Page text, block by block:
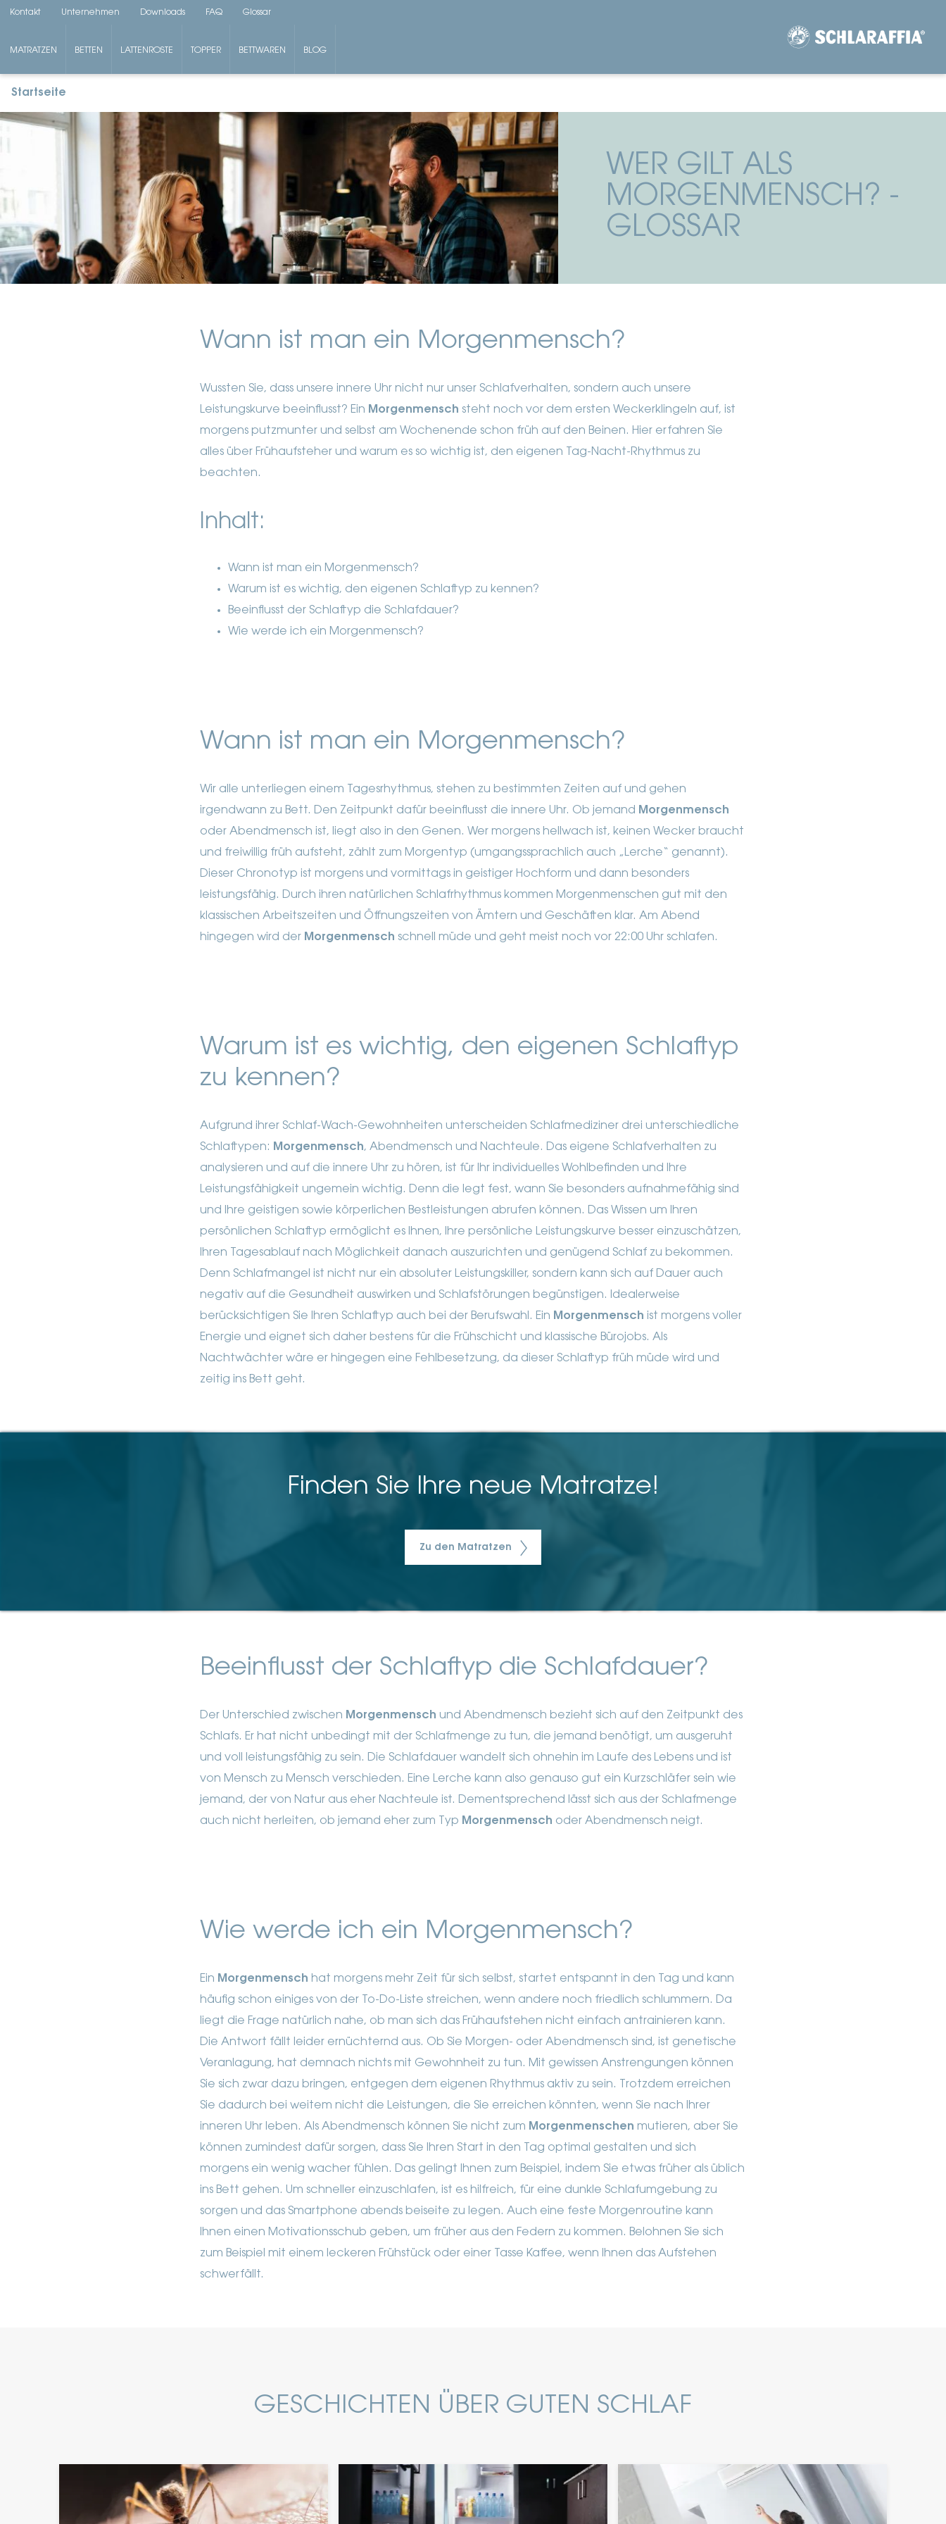
Kontakt Unternehmen Downloads FAQ Glossar
MATRATZEN BETTEN LATTENROSTE TOPPER BETTWAREN BLOG
Startseite
WER GILT ALS
MORGENMENSCH? -
GLOSSAR
Wann ist man ein Morgenmensch?
Wussten Sie, dass unsere innere Uhr nicht nur unser Schlafverhalten, sondern auch unsere
Leistungskurve beeinflusst? Ein Morgenmensch steht noch vor dem ersten Weckerklingeln auf, ist
morgens putzmunter und selbst am Wochenende schon früh auf den Beinen. Hier erfahren Sie
alles über Frühaufsteher und warum es so wichtig ist, den eigenen Tag-Nacht-Rhythmus zu
beachten.
Inhalt:
Wann ist man ein Morgenmensch?
Warum ist es wichtig, den eigenen Schlaftyp zu kennen?
Beeinflusst der Schlaftyp die Schlafdauer?
Wie werde ich ein Morgenmensch?
Wann ist man ein Morgenmensch?
Wir alle unterliegen einem Tagesrhythmus, stehen zu bestimmten Zeiten auf und gehen
irgendwann zu Bett. Den Zeitpunkt dafür beeinflusst die innere Uhr. Ob jemand Morgenmensch
oder Abendmensch ist, liegt also in den Genen. Wer morgens hellwach ist, keinen Wecker braucht
und freiwillig früh aufsteht, zählt zum Morgentyp (umgangssprachlich auch „Lerche“ genannt).
Dieser Chronotyp ist morgens und vormittags in geistiger Hochform und dann besonders
leistungsfähig. Durch ihren natürlichen Schlafrhythmus kommen Morgenmenschen gut mit den
klassischen Arbeitszeiten und Öffnungszeiten von Ämtern und Geschäften klar. Am Abend
hingegen wird der Morgenmensch schnell müde und geht meist noch vor 22:00 Uhr schlafen.
Warum ist es wichtig, den eigenen Schlaftyp
zu kennen?
Aufgrund ihrer Schlaf-Wach-Gewohnheiten unterscheiden Schlafmediziner drei unterschiedliche
Schlaftypen: Morgenmensch, Abendmensch und Nachteule. Das eigene Schlafverhalten zu
analysieren und auf die innere Uhr zu hören, ist für Ihr individuelles Wohlbefinden und Ihre
Leistungsfähigkeit ungemein wichtig. Denn die legt fest, wann Sie besonders aufnahmefähig sind
und Ihre geistigen sowie körperlichen Bestleistungen abrufen können. Das Wissen um Ihren
persönlichen Schlaftyp ermöglicht es Ihnen, Ihre persönliche Leistungskurve besser einzuschätzen,
Ihren Tagesablauf nach Möglichkeit danach auszurichten und genügend Schlaf zu bekommen.
Denn Schlafmangel ist nicht nur ein absoluter Leistungskiller, sondern kann sich auf Dauer auch
negativ auf die Gesundheit auswirken und Schlafstörungen begünstigen.
Idealerweise
berücksichtigen Sie Ihren Schlaftyp auch bei der Berufswahl. Ein Morgenmensch ist morgens voller
Energie und eignet sich daher bestens für die Frühschicht und klassische Bürojobs. Als
Nachtwächter wäre er hingegen eine Fehlbesetzung, da dieser Schlaftyp früh müde wird und
zeitig ins Bett geht.
Finden Sie Ihre neue Matratze!
Zu den Matratzen
Beeinflusst der Schlaftyp die Schlafdauer?
Der Unterschied zwischen Morgenmensch und Abendmensch bezieht sich auf den Zeitpunkt des
Schlafs. Er hat nicht unbedingt mit der Schlafmenge zu tun, die jemand benötigt, um ausgeruht
und voll leistungsfähig zu sein. Die Schlafdauer wandelt sich ohnehin im Laufe des Lebens und ist
von Mensch zu Mensch verschieden. Eine Lerche kann also genauso gut ein Kurzschläfer sein wie
jemand, der von Natur aus eher Nachteule ist. Dementsprechend lässt sich aus der Schlafmenge
auch nicht herleiten, ob jemand eher zum Typ Morgenmensch oder Abendmensch neigt.
Wie werde ich ein Morgenmensch?
Ein Morgenmensch hat morgens mehr Zeit für sich selbst, startet entspannt in den Tag und kann
häufig schon einiges von der To-Do-Liste streichen, wenn andere noch friedlich schlummern. Da
liegt die Frage natürlich nahe, ob man sich das Frühaufstehen nicht einfach antrainieren kann.
Die Antwort fällt leider ernüchternd aus. Ob Sie Morgen- oder Abendmensch sind, ist genetische
Veranlagung, hat demnach nichts mit Gewohnheit zu tun. Mit gewissen Anstrengungen können
Sie sich zwar dazu bringen, entgegen dem eigenen Rhythmus aktiv zu sein. Trotzdem erreichen
Sie dadurch bei weitem nicht die Leistungen, die Sie erreichen könnten, wenn Sie nach Ihrer
inneren Uhr leben. Als Abendmensch können Sie nicht zum Morgenmenschen mutieren, aber Sie
können zumindest dafür sorgen, dass Sie Ihren Start in den Tag optimal gestalten und sich
morgens ein wenig wacher fühlen. Das gelingt Ihnen zum Beispiel, indem Sie etwas früher als üblich
ins Bett gehen. Um schneller einzuschlafen, ist es hilfreich, für eine dunkle Schlafumgebung zu
sorgen und das Smartphone abends beiseite zu legen. Auch eine feste Morgenroutine kann
Ihnen einen Motivationsschub geben, um früher aus den Federn zu kommen. Belohnen Sie sich
zum Beispiel mit einem leckeren Frühstück oder einer Tasse Kaffee, wenn Ihnen das Aufstehen
schwerfällt.
GESCHICHTEN ÜBER GUTEN SCHLAF